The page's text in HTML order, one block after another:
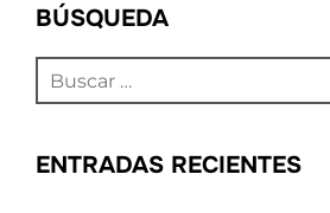
BÚSQUEDA
Buscar:
ENTRADAS RECIENTES